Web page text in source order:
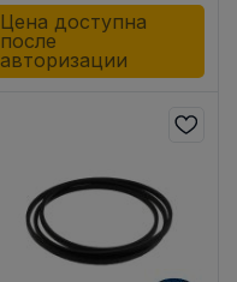
Цена доступна
после
авторизации